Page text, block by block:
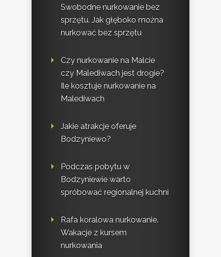
Swobodne nurkowanie bez
sprzętu. Jak głęboko można
nurkować bez sprzętu
Czy nurkowanie na Malcie
czy Malediwach jest drogie?
Ile kosztuje nurkowanie na
Malediwach
Jakie atrakcje oferuje
Bodzyniewo?
Podczas pobytu w
Bodzyniewie warto
spróbować regionalnej kuchni
Rafa koralowa nurkowanie.
Wakacje z kursem
nurkowania